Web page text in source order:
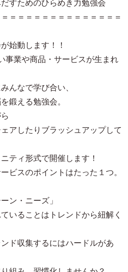
すためのひらめき力勉強会
＝＝＝＝＝＝＝＝＝＝＝＝＝＝
始動します！！
事業や商品・サービスが生まれ
んなで学び合い、
鍛える勉強会。
アしたりブラッシュアップして
ティ形式で開催します！
ビスのポイントはたった１つ。
ン・ニーズ」
いることはトレンドから紐解く
ド収集するにはハードルがあ